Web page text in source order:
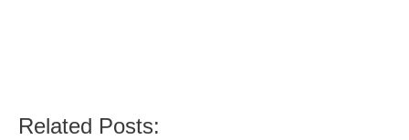
Related Posts: